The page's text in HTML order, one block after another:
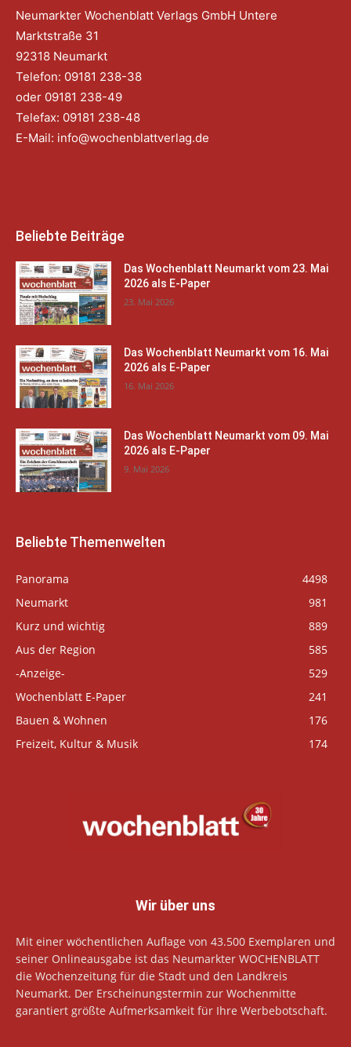
Neumarkter Wochenblatt Verlags GmbH Untere
Marktstraße 31
92318 Neumarkt
Telefon: 09181 238-38
oder 09181 238-49
Telefax: 09181 238-48
E-Mail: info@wochenblattverlag.de
Beliebte Beiträge
Das Wochenblatt Neumarkt vom 23. Mai
2026 als E-Paper
23. Mai 2026
Das Wochenblatt Neumarkt vom 16. Mai
2026 als E-Paper
16. Mai 2026
Das Wochenblatt Neumarkt vom 09. Mai
2026 als E-Paper
9. Mai 2026
Beliebte Themenwelten
Panorama
4498
Neumarkt
981
Kurz und wichtig
889
Aus der Region
585
-Anzeige-
529
Wochenblatt E-Paper
241
Bauen & Wohnen
176
Freizeit, Kultur & Musik
174
Wir über uns
Mit einer wöchentlichen Auflage von 43.500 Exemplaren und
seiner Onlineausgabe ist das Neumarkter WOCHENBLATT
die Wochenzeitung für die Stadt und den Landkreis
Neumarkt. Der Erscheinungstermin zur Wochenmitte
garantiert größte Aufmerksamkeit für Ihre Werbebotschaft.